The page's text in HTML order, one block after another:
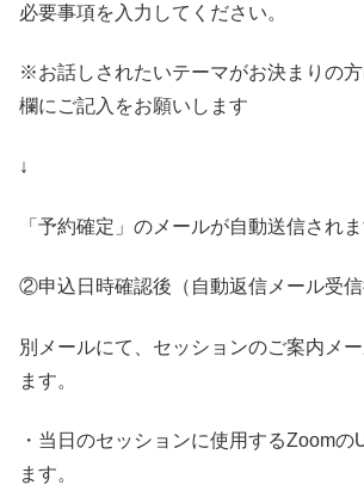
必要事項を入力してください。
※お話しされたいテーマがお決まりの方
欄にご記入をお願いします
↓
「予約確定」のメールが自動送信されま
②申込日時確認後（自動返信メール受信
別メールにて、セッションのご案内メ
ます。
・当日のセッションに使用するZoomの
ます。